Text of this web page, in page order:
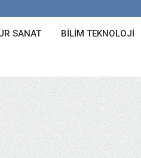
SANAT BILIM TEKNOLOJI